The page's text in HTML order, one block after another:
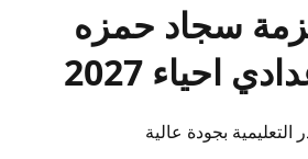
سجاد حمزه
احياء 2027
بجودة عالية